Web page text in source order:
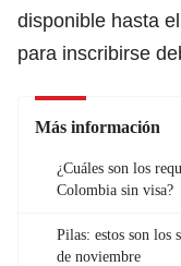
disponible hasta el
para inscribirse
Más información
¿Cuáles son los
Colombia sin visa?
Pilas: estos son los
de noviembre